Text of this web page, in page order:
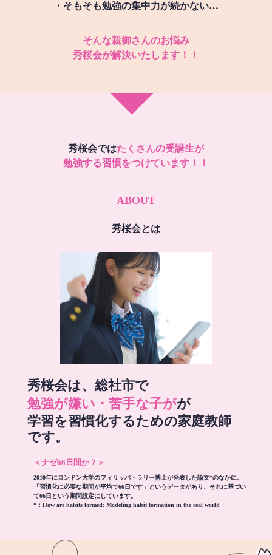
・そもそも勉強の集中力が続かない…
そんな親御さんのお悩み
秀桜会が解決いたします！！
秀桜会ではたくさんの受講生が
勉強する習慣をつけています！！
ABOUT
秀桜会とは
秀桜会は、総社市で
勉強が嫌い・苦手な子がが
学習を習慣化するための家庭教師
です。
＜ナゼ66日間か？＞
2010年にロンドン大学のフィリッパ・ラリー博士が発表した論文*のなかに、
「習慣化に必要な期間が平均で66日です」というデータがあり、それに基づい
て66日という期間設定にしています。
*： How are habits formed: Modeling habit formation in the real world